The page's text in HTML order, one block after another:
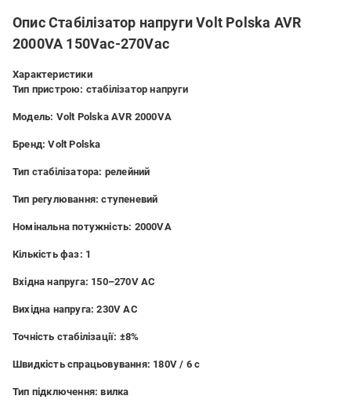
Опис Стабілізатор напруги Volt Polska AVR
2000VA 150Vac-270Vac
Характеристики
Тип пристрою: стабілізатор напруги
Модель: Volt Polska AVR 2000VA
Бренд: Volt Polska
Тип стабілізатора: релейний
Тип регулювання: ступеневий
Номінальна потужність: 2000VA
Кількість фаз: 1
Вхідна напруга: 150–270V AC
Вихідна напруга: 230V AC
Точність стабілізації: ±8%
Швидкість спрацьовування: 180V / 6 с
Тип підключення: вилка